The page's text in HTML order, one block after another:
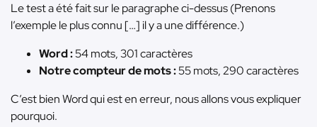
Le test a été fait sur le paragraphe ci-dessus (Prenons
l’exemple le plus connu […] il y a une différence.)
Word :54 mots, 301 caractères
Notre compteur de mots :55 mots, 290 caractères
C’est bien Word qui est en erreur, nous allons vous expliquer
pourquoi.